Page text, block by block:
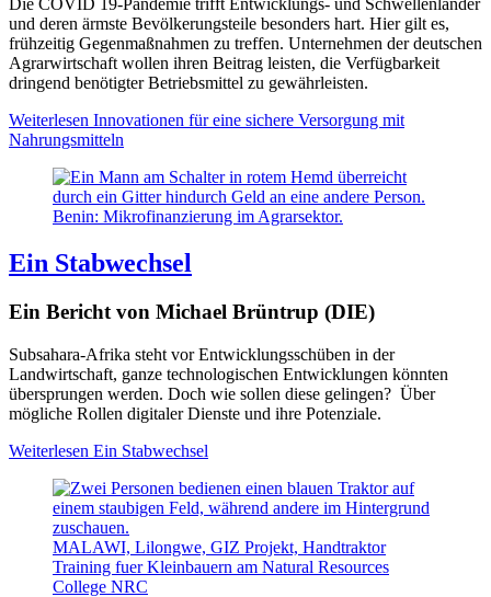
Die COVID 19-Pandemie trifft Entwicklungs- und Schwellenländer
und deren ärmste Bevölkerungsteile besonders hart. Hier gilt es,
frühzeitig Gegenmaßnahmen zu treffen. Unternehmen der deutschen
Agrarwirtschaft wollen ihren Beitrag leisten, die Verfügbarkeit
dringend benötigter Betriebsmittel zu gewährleisten.
Weiterlesen Innovationen für eine sichere Versorgung mit
Nahrungsmitteln
Benin: Mikrofinanzierung im Agrarsektor.
Ein Stabwechsel
Ein Bericht von Michael Brüntrup (DIE)
Subsahara-Afrika steht vor Entwicklungsschüben in der
Landwirtschaft, ganze technologischen Entwicklungen könnten
übersprungen werden. Doch wie sollen diese gelingen? Über
mögliche Rollen digitaler Dienste und ihre Potenziale.
Weiterlesen Ein Stabwechsel
MALAWI, Lilongwe, GIZ Projekt, Handtraktor
Training fuer Kleinbauern am Natural Resources
College NRC